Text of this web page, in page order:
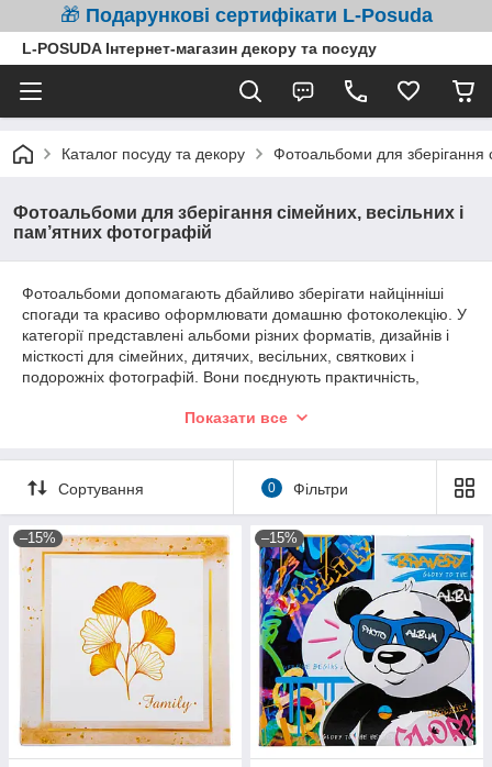
🎁 Подарункові сертифікати L-Posuda
L-POSUDA Інтернет-магазин декору та посуду
Каталог посуду та декору Фотоальбоми для зберігання
Фотоальбоми для зберігання сімейних, весільних і
пам’ятних фотографій
Фотоальбоми допомагають дбайливо зберігати найцінніші
спогади та красиво оформлювати домашню фотоколекцію. У
категорії представлені альбоми різних форматів, дизайнів і
місткості для сімейних, дитячих, весільних, святкових і
подорожніх фотографій. Вони поєднують практичність,
Показати все
Сортування 0 Фільтри
–15% –15%